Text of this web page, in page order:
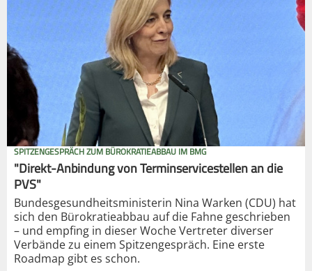
SPITZENGESPRÄCH ZUM BÜROKRATIEABBAU IM BMG
"Direkt-Anbindung von Terminservicestellen an die
PVS"
Bundesgesundheitsministerin Nina Warken (CDU) hat
sich den Bürokratieabbau auf die Fahne geschrieben
– und empfing in dieser Woche Vertreter diverser
Verbände zu einem Spitzengespräch. Eine erste
Roadmap gibt es schon.